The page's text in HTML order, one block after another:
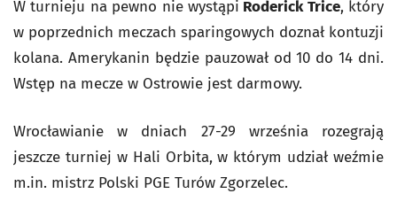
W turnieju na pewno nie wystąpi Roderick Trice, który
w poprzednich meczach sparingowych doznał kontuzji
kolana. Amerykanin będzie pauzował od 10 do 14 dni.
Wstęp na mecze w Ostrowie jest darmowy.
Wrocławianie w dniach 27-29 września rozegrają
jeszcze turniej w Hali Orbita, w którym udział weźmie
m.in. mistrz Polski PGE Turów Zgorzelec.